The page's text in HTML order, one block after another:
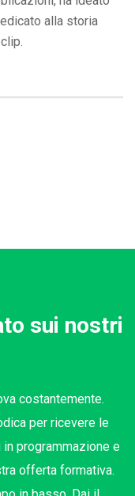
alla storia
sui nostri
costantemente.
per ricevere le
programmazione e
offerta formativa.